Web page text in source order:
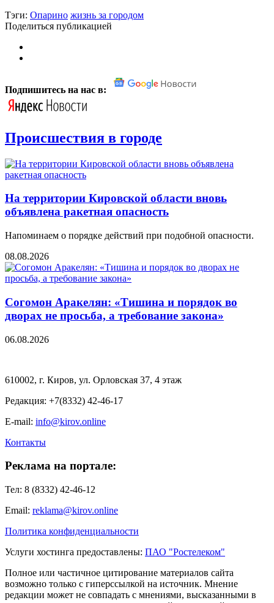
Тэги: Опарино жизнь за городом
Поделиться публикацией
Подпишитесь на нас в:
Происшествия в городе
На территории Кировской области вновь
объявлена ракетная опасность
Напоминаем о порядке действий при подобной опасности.
08.08.2026
Согомон Аракелян: «Тишина и порядок во
дворах не просьба, а требование закона»
06.08.2026
610002, г. Киров, ул. Орловская 37, 4 этаж
Редакция: +7(8332) 42-46-17
E-mail: info@kirov.online
Контакты
Реклама на портале:
Тел: 8 (8332) 42-46-12
Email: reklama@kirov.online
Политика конфиденциальности
Услуги хостинга предоставлены: ПАО "Ростелеком"
Полное или частичное цитирование материалов сайта
возможно только с гиперссылкой на источник. Мнение
редакции может не совпадать с мнениями, высказанными в